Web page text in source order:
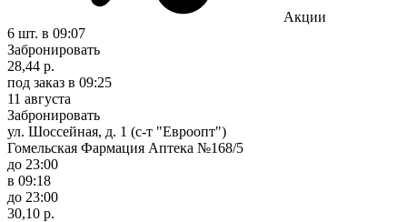
Акции
6 шт. в 09:07
Забронировать
28,44 р.
под заказ в 09:25
11 августа
Забронировать
ул. Шоссейная, д. 1 (с-т "Евроопт")
Гомельская Фармация Аптека №168/5
до 23:00
в 09:18
до 23:00
30,10 р.